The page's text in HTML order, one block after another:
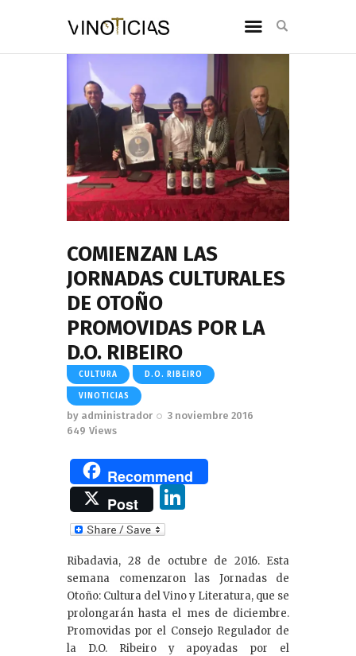
COMIENZAN LAS
JORNADAS CULTURALES
DE OTOÑO
PROMOVIDAS POR LA
D.O. RIBEIRO
CULTURA D.O. RIBEIRO
VINOTICIAS
by administrador
3 noviembre 2016
649 Views
Recommend
Post
k
e
dI
n
Ribadavia, 28 de octubre de 2016. Esta
semana comenzaron las Jornadas de
Otoño: Cultura del Vino y Literatura, que se
prolongarán hasta el mes de diciembre.
Promovidas por el Consejo Regulador de
la D.O. Ribeiro y apoyadas por el